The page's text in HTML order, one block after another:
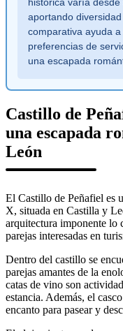
histórica varía
aportando
comparativa ayuda
preferencias de
una escapada
Castillo de
una escapada
León
El Castillo de Peñafiel es
X, situada en Castilla y
arquitectura imponente lo
parejas interesadas en
Dentro del castillo se
parejas amantes de la
catas de vino son
estancia. Además, el
encanto para pasear y